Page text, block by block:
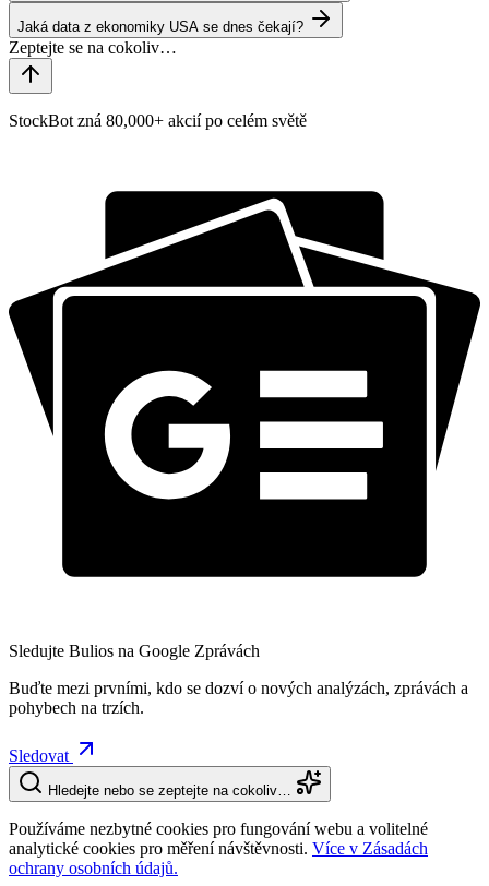
Jaká data z ekonomiky USA se dnes čekají?
StockBot zná 80,000+ akcií po celém světě
Sledujte Bulios na Google Zprávách
Buďte mezi prvními, kdo se dozví o nových analýzách, zprávách a
pohybech na trzích.
Sledovat
Hledejte nebo se zeptejte na cokoliv…
Používáme nezbytné cookies pro fungování webu a volitelné
analytické cookies pro měření návštěvnosti. Více v Zásadách
ochrany osobních údajů.